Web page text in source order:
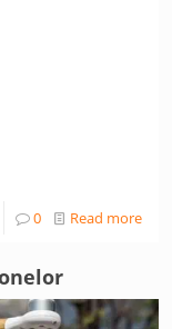
0 Read more